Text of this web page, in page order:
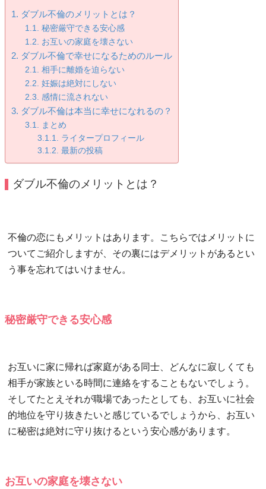
ダブル不倫のメリットとは？
秘密厳守できる安心感
お互いの家庭を壊さない
ダブル不倫で幸せになるためのルール
相手に離婚を迫らない
妊娠は絶対にしない
感情に流されない
ダブル不倫は本当に幸せになれるの？
まとめ
ライタープロフィール
最新の投稿
ダブル不倫のメリットとは？
不倫の恋にもメリットはあります。こちらではメリットに
ついてご紹介しますが、その裏にはデメリットがあるとい
う事を忘れてはいけません。
秘密厳守できる安心感
お互いに家に帰れば家庭がある同士、どんなに寂しくても
相手が家族といる時間に連絡をすることもないでしょう。
そしてたとえそれが職場であったとしても、お互いに社会
的地位を守り抜きたいと感じているでしょうから、お互い
に秘密は絶対に守り抜けるという安心感があります。
お互いの家庭を壊さない